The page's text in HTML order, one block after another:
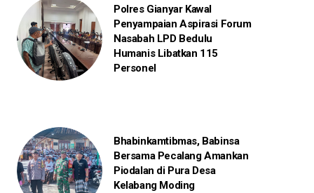
Polres Gianyar Kawal
Penyampaian Aspirasi Forum
Nasabah LPD Bedulu
Humanis Libatkan 115
Personel
Bhabinkamtibmas, Babinsa
Bersama Pecalang Amankan
Piodalan di Pura Desa
Kelabang Moding